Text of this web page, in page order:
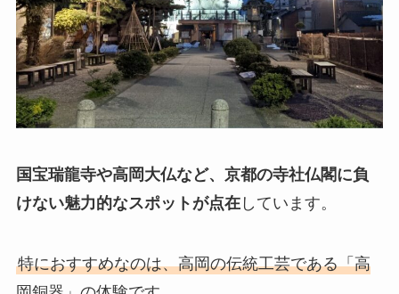
国宝瑞龍寺や高岡大仏など、京都の寺社仏閣に負
けない魅力的なスポットが点在しています。
特におすすめなのは、高岡の伝統工芸である「高